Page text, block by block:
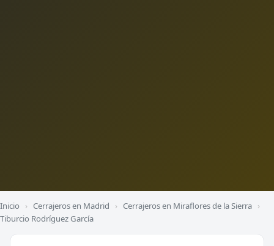
Inicio › Cerrajeros en Madrid › Cerrajeros en Miraflores de la Sierra ›
Tiburcio Rodríguez García